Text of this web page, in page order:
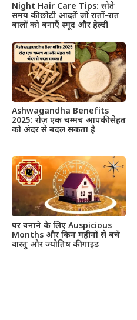
Night Hair Care Tips: सोते
समय की छोटी आदतें जो रातों-रात
बालों को बनाएँ स्मूद और हेल्दी
Ashwagandha Benefits
2025: रोज़ एक चम्मच आपकी सेहत
को अंदर से बदल सकता है
घर बनाने के लिए Auspicious
Months और किन महीनों से बचें
वास्तु और ज्योतिष की गाइड